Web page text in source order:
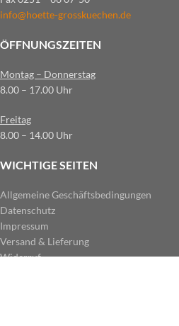
info@hoette-grosskuechen.de
ÖFFNUNGSZEITEN
Montag – Donnerstag
8.00 – 17.00 Uhr
Freitag
8.00 – 14.00 Uhr
WICHTIGE SEITEN
Allgemeine Geschäftsbedingungen
Datenschutz
Impressum
Versand & Lieferung
Widerruf